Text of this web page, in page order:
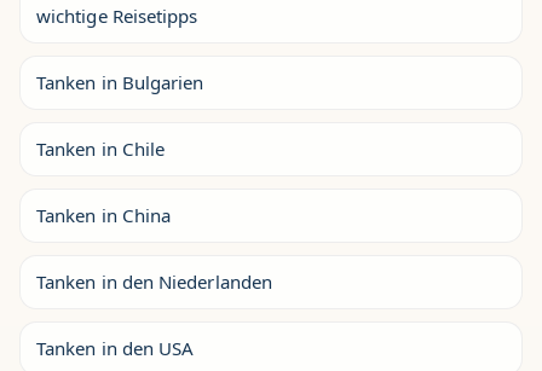
wichtige Reisetipps
Tanken in Bulgarien
Tanken in Chile
Tanken in China
Tanken in den Niederlanden
Tanken in den USA